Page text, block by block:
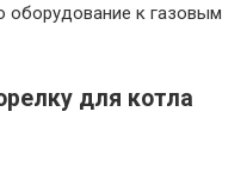
оборудование к газовым
для котла